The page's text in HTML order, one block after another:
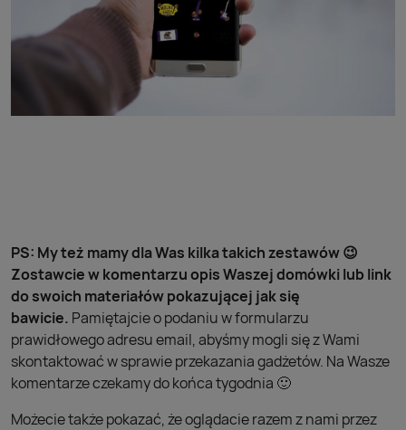
PS: My też mamy dla Was kilka takich zestawów 😉
Zostawcie w komentarzu opis Waszej domówki lub link
do swoich materiałów pokazującej jak się
bawicie. Pamiętajcie o podaniu w formularzu
prawidłowego adresu email, abyśmy mogli się z Wami
skontaktować w sprawie przekazania gadżetów. Na Wasze
komentarze czekamy do końca tygodnia 🙂
Możecie także pokazać, że oglądacie razem z nami przez